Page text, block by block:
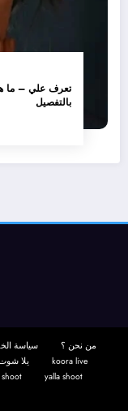
تعرف علي – ما
بالتفصيل
من نحن ؟ سياسة
koora live
يلا
yalla shoot
shoot